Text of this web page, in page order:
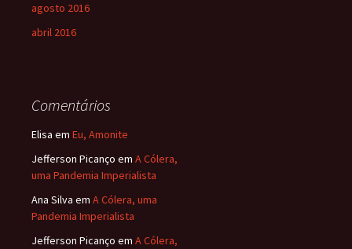
agosto 2016
abril 2016
Comentários
Elisa em Eu, Amonite
Jefferson Picanço em A Cólera,
uma Pandemia Imperialista
Ana Silva em A Cólera, uma
Pandemia Imperialista
Jefferson Picanço em A Cólera,